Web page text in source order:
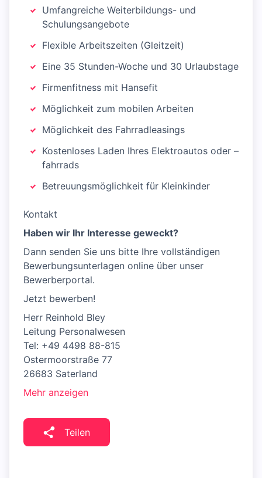
Umfangreiche Weiterbildungs- und
Schulungsangebote
Flexible Arbeitszeiten (Gleitzeit)
Eine 35 Stunden-Woche und 30 Urlaubstage
Firmenfitness mit Hansefit
Möglichkeit zum mobilen Arbeiten
Möglichkeit des Fahrradleasings
Kostenloses Laden Ihres Elektroautos oder –
fahrrads
Betreuungsmöglichkeit für Kleinkinder
Kontakt
Haben wir Ihr Interesse geweckt?
Dann senden Sie uns bitte Ihre vollständigen
Bewerbungsunterlagen online über unser
Bewerberportal.
Jetzt bewerben!
Herr Reinhold Bley
Leitung Personalwesen
Tel: +49 4498 88-815
Ostermoorstraße 77
26683 Saterland
Mehr anzeigen
Teilen